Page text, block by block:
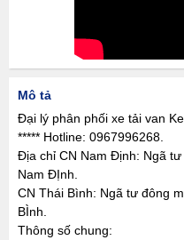
Mô tả
Đại lý phân phối xe tải van
***** Hotline: 0967996268.
Địa chỉ CN Nam Định: Ngã
Nam ĐỊnh.
CN Thái Bình: Ngã tư đông
BÌnh.
Thông số chung: